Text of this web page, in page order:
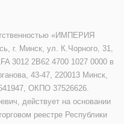
«ИМПЕРИЯ
г. Минск, ул. К.Чорного, 31,
3012 2B62 4700 1027 0000 в
43-47, 220013 Минск,
ОКПО 37526626.
действует на основании
реестре Республики